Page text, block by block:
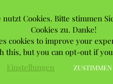
nutzt Cookies. Bitte stimmen
Cookies zu. Danke!
cookies to improve your
this, but you can opt-out if
Einstellungen
ZUSTIMMEN